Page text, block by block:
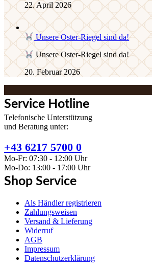
22. April 2026
Unsere Oster-Riegel sind da!
Unsere Oster-Riegel sind da!
20. Februar 2026
Service Hotline
Telefonische Unterstützung
und Beratung unter:
+43 6217 5700 0
Mo-Fr: 07:30 - 12:00 Uhr
Mo-Do: 13:00 - 17:00 Uhr
Shop Service
Als Händler registrieren
Zahlungsweisen
Versand & Lieferung
Widerruf
AGB
Impressum
Datenschutzerklärung